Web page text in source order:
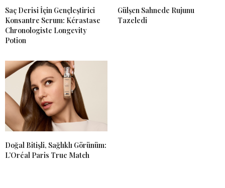
Saç Derisi İçin Gençleştirici
Konsantre Serum: Kérastase
Chronologiste Longevity
Potion
Gülşen Sahnede Rujunu
Tazeledi
Doğal Bitişli, Sağlıklı Görünüm:
L’Oréal Paris True Match